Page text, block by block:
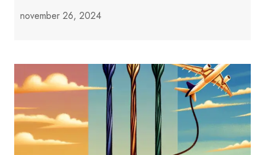
november 26, 2024